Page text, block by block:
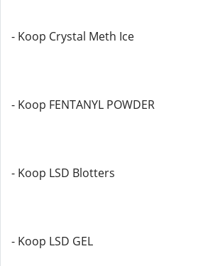
- Koop Crystal Meth Ice
- Koop FENTANYL POWDER
- Koop LSD Blotters
- Koop LSD GEL